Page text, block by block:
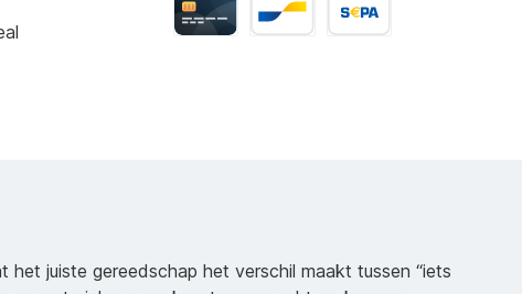
juiste gereedschap het verschil maakt tussen “iets